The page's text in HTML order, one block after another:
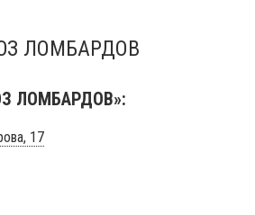
ЛОМБАРДОВ
ЛОМБАРДОВ»:
17